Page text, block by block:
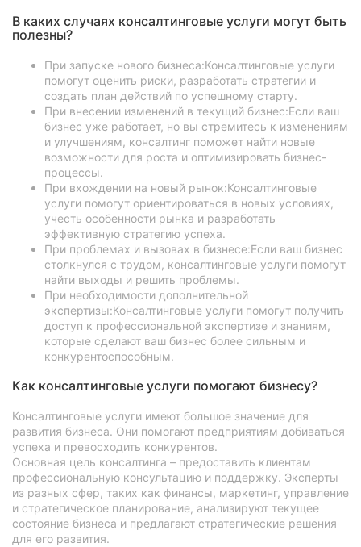
В каких случаях консалтинговые услуги могут быть
полезны?
При запуске нового бизнеса:Консалтинговые услуги
помогут оценить риски, разработать стратегии и
создать план действий по успешному старту.
При внесении изменений в текущий бизнес:Если ваш
бизнес уже работает, но вы стремитесь к изменениям
и улучшениям, консалтинг поможет найти новые
возможности для роста и оптимизировать бизнес-
процессы.
При вхождении на новый рынок:Консалтинговые
услуги помогут ориентироваться в новых условиях,
учесть особенности рынка и разработать
эффективную стратегию успеха.
При проблемах и вызовах в бизнесе:Если ваш бизнес
столкнулся с трудом, консалтинговые услуги помогут
найти выходы и решить проблемы.
При необходимости дополнительной
экспертизы:Консалтинговые услуги помогут получить
доступ к профессиональной экспертизе и знаниям,
которые сделают ваш бизнес более сильным и
конкурентоспособным.
Как консалтинговые услуги помогают бизнесу?
Консалтинговые услуги имеют большое значение для
развития бизнеса. Они помогают предприятиям добиваться
успеха и превосходить конкурентов.
Основная цель консалтинга – предоставить клиентам
профессиональную консультацию и поддержку. Эксперты
из разных сфер, таких как финансы, маркетинг, управление
и стратегическое планирование, анализируют текущее
состояние бизнеса и предлагают стратегические решения
для его развития.